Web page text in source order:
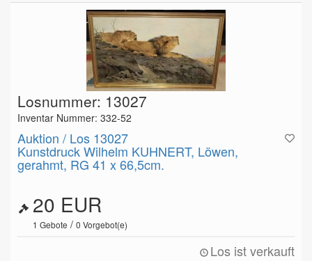
Losnummer: 13027
Inventar Nummer: 332-52
Auktion / Los 13027
Kunstdruck Wilhelm KUHNERT, Löwen,
gerahmt, RG 41 x 66,5cm.
20 EUR
1 Gebote / 0 Vorgebot(e)
Los ist verkauft